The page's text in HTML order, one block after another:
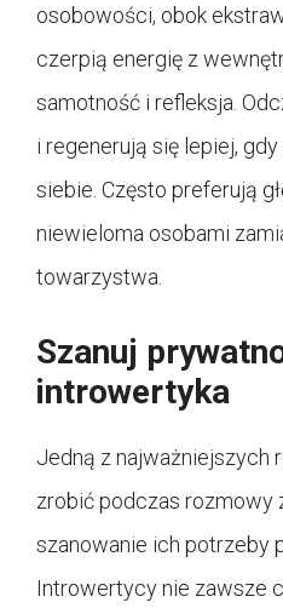
osobowości, obok
czerpią energię z
samotność i refleksja.
i regenerują się lepiej,
siebie. Często preferują
niewieloma osobami
towarzystwa.
Szanuj
introwertyka
Jedną z najważniejszych
zrobić podczas rozmowy
szanowanie ich potrzeby
Introwertycy nie zawsze